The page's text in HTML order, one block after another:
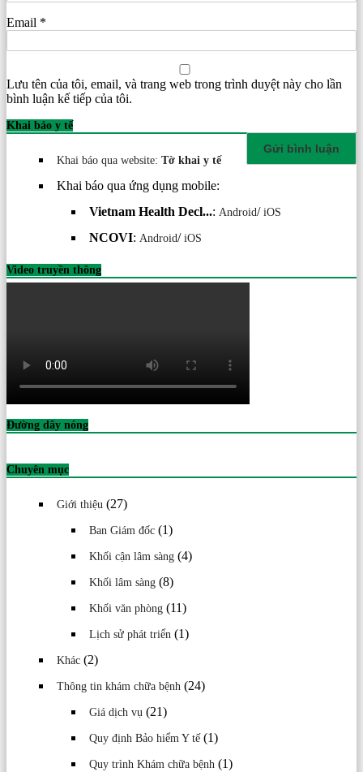
Email *
Lưu tên của tôi, email, và trang web trong trình duyệt này cho lần
bình luận kế tiếp của tôi.
Khai báo y tế
Khai báo qua website: Tờ khai y tế
Khai báo qua ứng dụng mobile:
Vietnam Health Decl...: Android/ iOS
NCOVI: Android/ iOS
Video truyền thông
Đường dây nóng
Chuyên mục
Giới thiệu (27)
Ban Giám đốc (1)
Khối cận lâm sàng (4)
Khối lâm sàng (8)
Khối văn phòng (11)
Lịch sử phát triển (1)
Khác (2)
Thông tin khám chữa bệnh (24)
Giá dịch vụ (21)
Quy định Bảo hiểm Y tế(1)
Quy trình Khám chữa bệnh (1)